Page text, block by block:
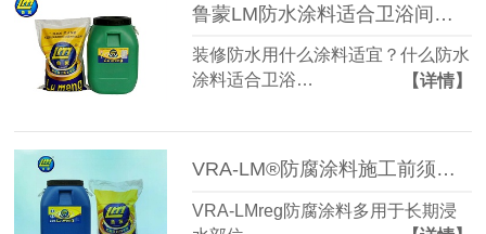
鲁蒙LM防水涂料适合卫浴间防水使用
装修防水用什么涂料适宜？什么防水
涂料适合卫浴…
【详情】
VRA-LM®防腐涂料施工前须处理好基层
VRA-LMreg防腐涂料多用于长期浸